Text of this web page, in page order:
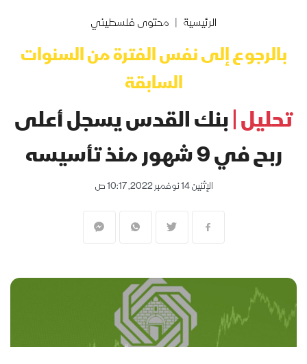
الرئيسية محتوى فلسطيني
بالرجوع إلى نفس الفترة من السنوات
السابقة
تحليل |بنك القدس يسجل أعلى
ربح في 9 شهور منذ تأسيسه
الإثنين 14 نوفمبر 2022, 10:17 ص